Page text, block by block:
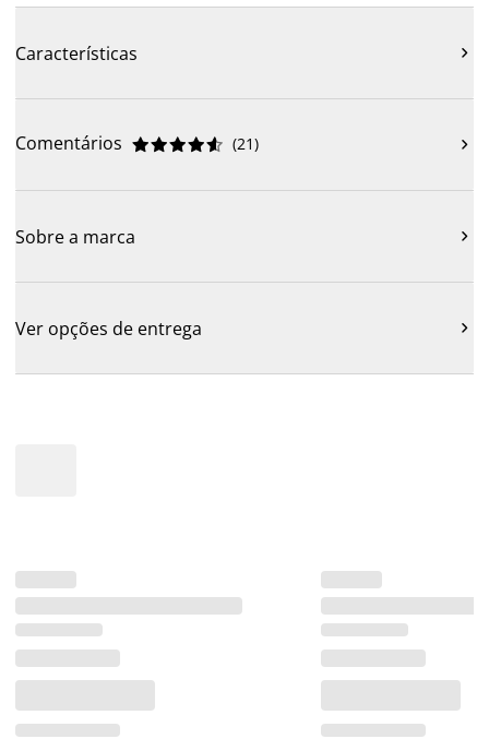
Características 
Comentários 




 (21) 
Sobre a marca 
Ver opções de entrega 